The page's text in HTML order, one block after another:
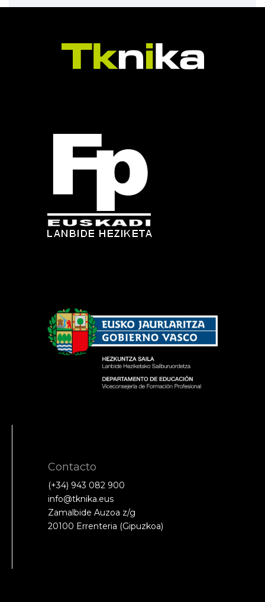
Contacto
(+34) 943 082 900
info@tknika.eus
Zamalbide Auzoa z/g
20100 Errenteria (Gipuzkoa)